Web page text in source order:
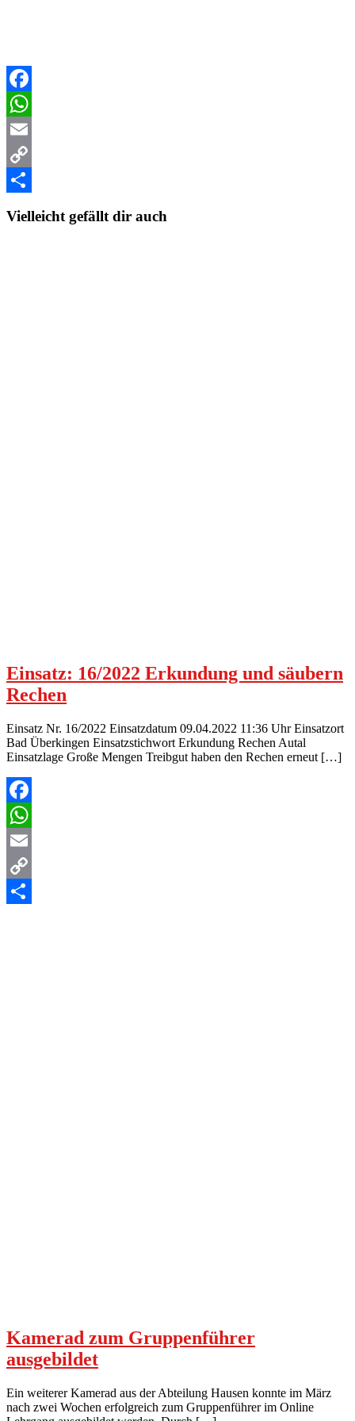
Facebook
WhatsApp
Email
Copy
Vielleicht gefällt dir auch
Einsatz: 16/2022 Erkundung und säubern
Rechen
Einsatz Nr. 16/2022 Einsatzdatum 09.04.2022 11:36 Uhr Einsatzort
Bad Überkingen Einsatzstichwort Erkundung Rechen Autal
Einsatzlage Große Mengen Treibgut haben den Rechen erneut […]
Facebook
WhatsApp
Email
Copy
Kamerad zum Gruppenführer
ausgebildet
Ein weiterer Kamerad aus der Abteilung Hausen konnte im März
nach zwei Wochen erfolgreich zum Gruppenführer im Online